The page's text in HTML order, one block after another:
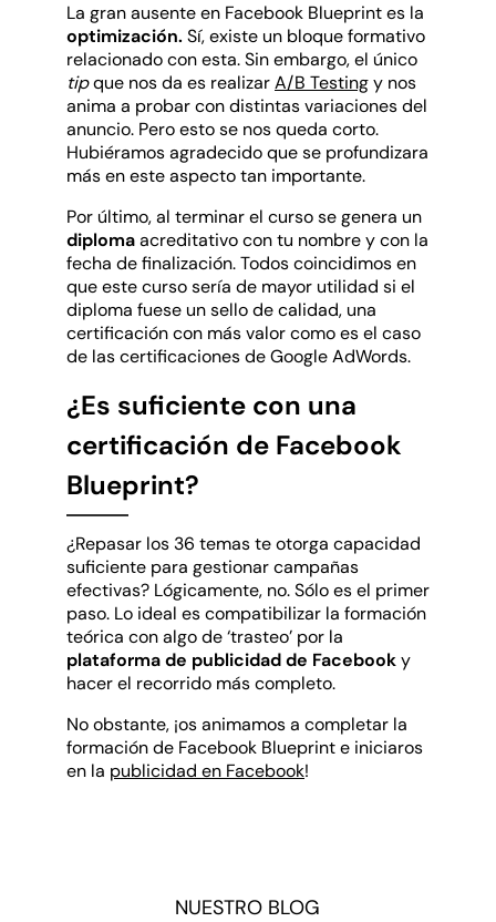
La gran ausente en Facebook Blueprint es la
optimización.Sí, existe un bloque formativo
relacionado con esta. Sin embargo, el único
tipque nos da es realizarA/B Testingy nos
anima a probar con distintas variaciones del
anuncio. Pero esto se nos queda corto.
Hubiéramos agradecido que se profundizara
más en este aspecto tan importante.
Por último, al terminar el curso se genera un
diplomaacreditativo con tu nombre y con la
fecha de finalización. Todos coincidimos en
que este curso sería de mayor utilidad si el
diploma fuese un sello de calidad, una
certificación con más valor como es el caso
de las certificaciones de Google AdWords.
¿Es suficiente con una
certificación de Facebook
Blueprint?
¿Repasar los 36 temas te otorga capacidad
suficiente para gestionar campañas
efectivas? Lógicamente, no. Sólo es el primer
paso. Lo ideal es compatibilizar la formación
teórica con algo de ‘trasteo’ por la
plataforma de publicidad de Facebooky
hacer el recorrido más completo.
No obstante, ¡os animamos a completar la
formación de Facebook Blueprint e iniciaros
en la publicidad en Facebook!
NUESTRO BLOG